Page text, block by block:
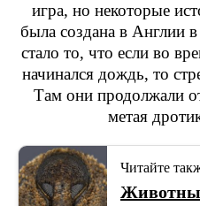
игра, но некоторые
была создана в Англии
стало то, что если во
начинался дождь, то
Там они продолжали
метая
Читайте